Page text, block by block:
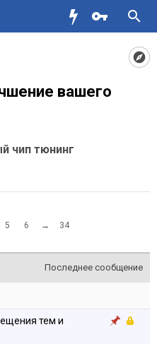
вашего
чип тюнинг
5 6 → 34
Последнее сообщение
тем и